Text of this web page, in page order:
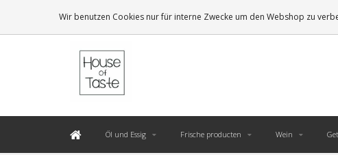
Öl und Essig Frische producten Wein
Wir benutzen Cookies nur für interne Zwecke um den Webshop zu